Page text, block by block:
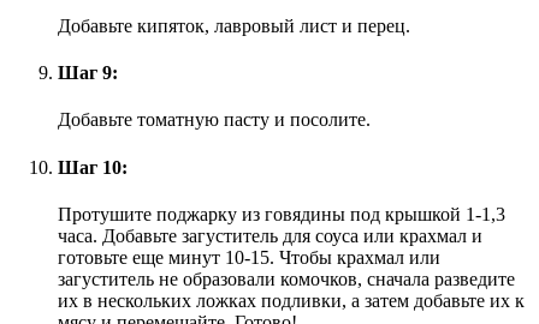
Добавьте кипяток, лавровый лист и перец.
Шаг 9:
Добавьте томатную пасту и посолите.
Шаг 10:
Протушите поджарку из говядины под крышкой 1-1,3
часа. Добавьте загуститель для соуса или крахмал и
готовьте еще минут 10-15. Чтобы крахмал или
загуститель не образовали комочков, сначала разведите
их в нескольких ложках подливки, а затем добавьте их к